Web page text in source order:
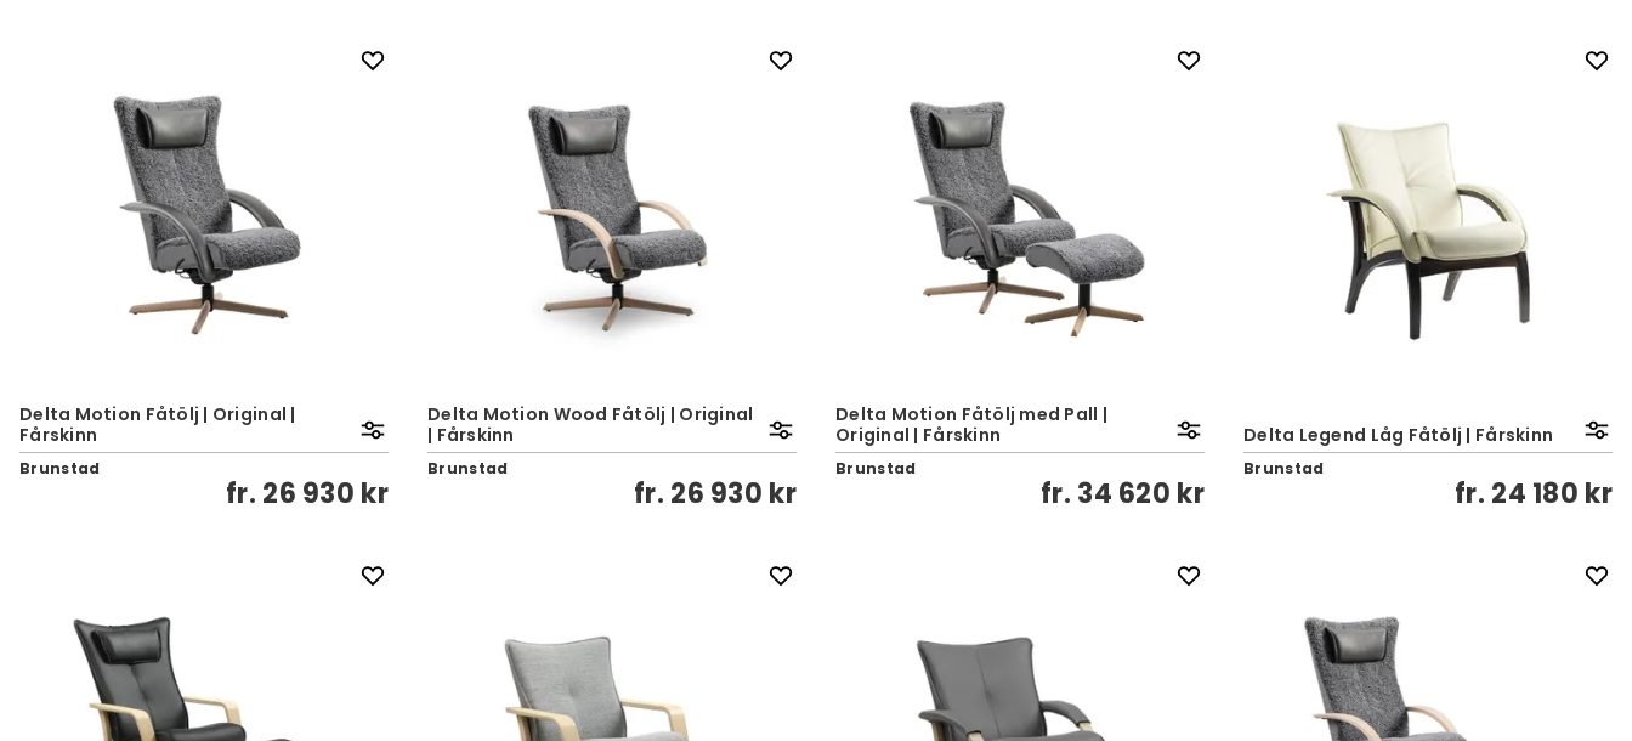
Delta Motion Fåtölj | Original |
Fårskinn
Brunstad
fr. 26 930 kr
Delta Motion Wood Fåtölj | Original
| Fårskinn
Brunstad
fr. 26 930 kr
Delta Motion Fåtölj med Pall |
Original | Fårskinn
Brunstad
fr. 34 620 kr
Delta Legend Låg Fåtölj | Fårskinn
Brunstad
fr. 24 180 kr